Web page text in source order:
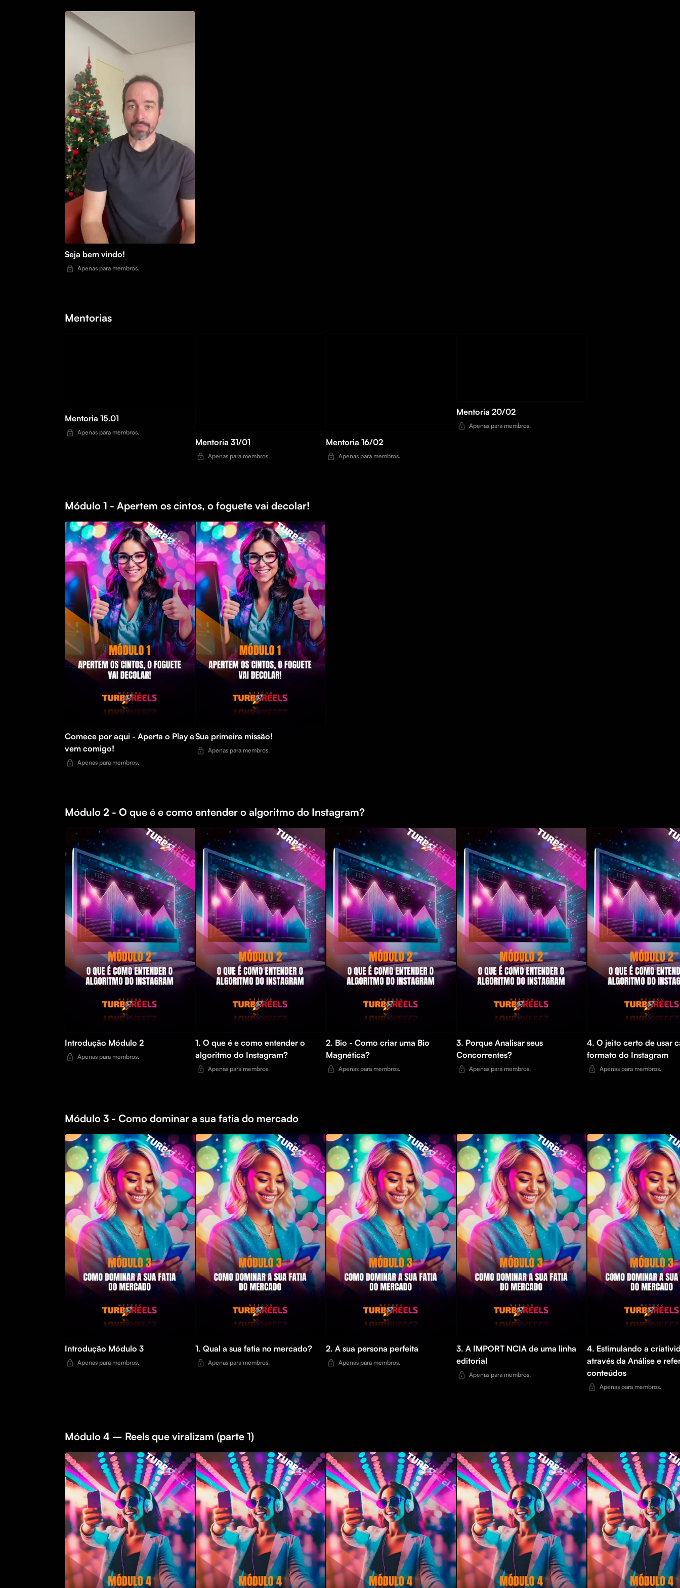
Seja bem vindo!
Apenas para membros.
Mentorias
Mentoria 15.01
Apenas para membros.
Mentoria 31/01
Apenas para membros.
Mentoria 16/02
Apenas para membros.
Mentoria 20/02
Apenas para membros.
Módulo 1 - Apertem os cintos, o foguete vai decolar!
Comece por aqui - Aperta o Play e
vem comigo!
Apenas para membros.
Sua primeira missão!
Apenas para membros.
Módulo 2 - O que é e como entender o algoritmo do Instagram?
Introdução Módulo 2
Apenas para membros.
1. O que é e como entender o
algoritmo do Instagram?
Apenas para membros.
2. Bio - Como criar uma Bio
Magnética?
Apenas para membros.
3. Porque Analisar seus
Concorrentes?
Apenas para membros.
4. O jeito certo de usar
formato do Instagram
Apenas para membros.
Módulo 3 - Como dominar a sua fatia do mercado
Introdução Módulo 3
Apenas para membros.
1. Qual a sua fatia no mercado?
Apenas para membros.
2. A sua persona perfeita
Apenas para membros.
3. A IMPORT NCIA de uma linha
editorial
Apenas para membros.
4. Estimulando a
através da Análise e
conteúdos
Apenas para membros.
Módulo 4 – Reels que viralizam (parte 1)